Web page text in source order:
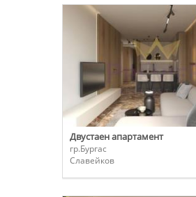
Двустаен апартамент
гр.Бургас
Славейков